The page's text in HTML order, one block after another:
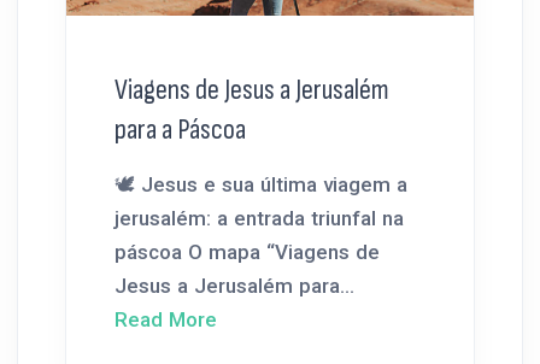
Viagens de Jesus a Jerusalém
para a Páscoa
🕊️ Jesus e sua última viagem a
jerusalém: a entrada triunfal na
páscoa O mapa “Viagens de
Jesus a Jerusalém para...
Read More